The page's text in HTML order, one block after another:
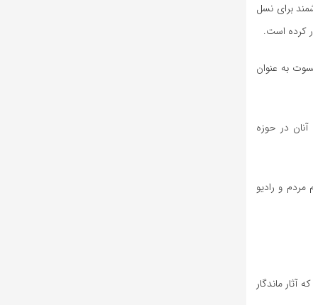
برای نسل
کرده است.
به عنوان
در حوزه
و رادیو
ماندگار